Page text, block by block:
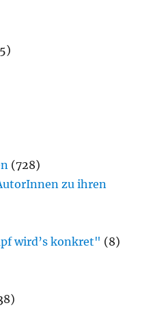
(728)
zu ihren
wird’s konkret" (8)